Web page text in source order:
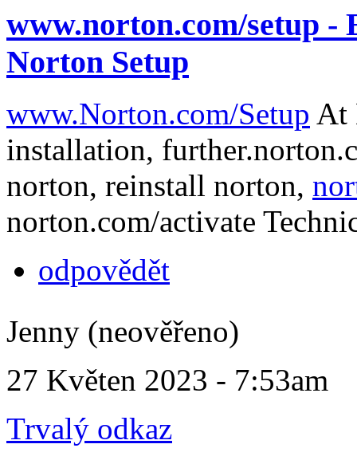
www.norton.com/setup -
Norton Setup
www.Norton.com/Setup At
installation,
norton, reinstall norton,
norton.com/activate
odpovědět
Jenny (neověřeno)
27 Květen 2023 - 7:53am
Trvalý odkaz